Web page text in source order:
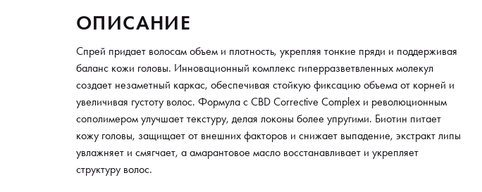
ОПИСАНИЕ
Спрей придает волосам объем и плотность, укрепляя тонкие пряди и поддерживая
баланс кожи головы. Инновационный комплекс гиперразветвленных молекул
создает незаметный каркас, обеспечивая стойкую фиксацию объема от корней и
увеличивая густоту волос. Формула с CBD Corrective Complex и революционным
сополимером улучшает текстуру, делая локоны более упругими. Биотин питает
кожу головы, защищает от внешних факторов и снижает выпадение, экстракт липы
увлажняет и смягчает, а амарантовое масло восстанавливает и укрепляет
структуру волос.